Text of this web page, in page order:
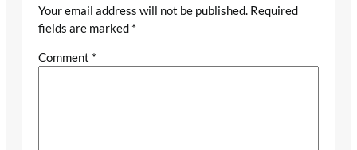
Your email address will not be published. Required
fields are marked *
Comment *